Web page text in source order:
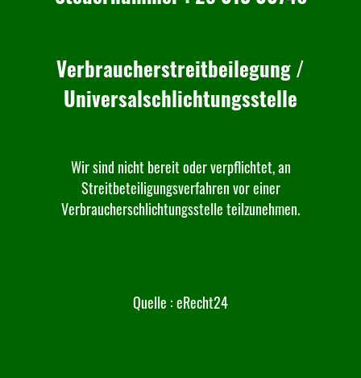
Verbraucherstreitbeilegung /
Universalschlichtungsstelle
Wir sind nicht bereit oder verpflichtet, an
Streitbeteiligungsverfahren vor einer
Verbraucherschlichtungsstelle teilzunehmen.
Quelle : eRecht24